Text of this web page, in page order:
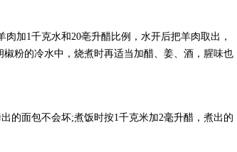
1千克水和20亳升醋比例，水开后把羊肉取出，
粉的冷水中，烧煮时再适当加醋、姜、酒，腥味也
面包不会坏;煮饭时按1千克米加2毫升醋，煮出的